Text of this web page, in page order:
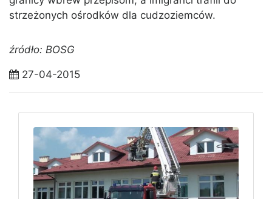
strzeżonych ośrodków dla cudzoziemców.
źródło: BOSG
27-04-2015